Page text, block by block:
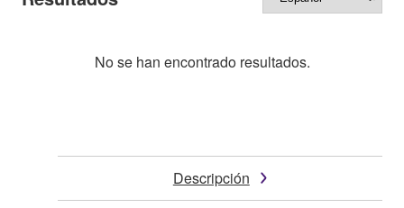
No se han encontrado resultados.
Descripción